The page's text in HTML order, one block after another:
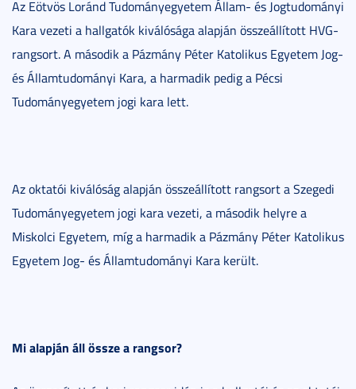
Az Eötvös Loránd Tudományegyetem Állam- és Jogtudományi
Kara vezeti a hallgatók kiválósága alapján összeállított HVG-
rangsort. A második a Pázmány Péter Katolikus Egyetem Jog-
és Államtudományi Kara, a harmadik pedig a Pécsi
Tudományegyetem jogi kara lett.
Az oktatói kiválóság alapján összeállított rangsort a Szegedi
Tudományegyetem jogi kara vezeti, a második helyre a
Miskolci Egyetem, míg a harmadik a Pázmány Péter Katolikus
Egyetem Jog- és Államtudományi Kara került.
Mi alapján áll össze a rangsor?